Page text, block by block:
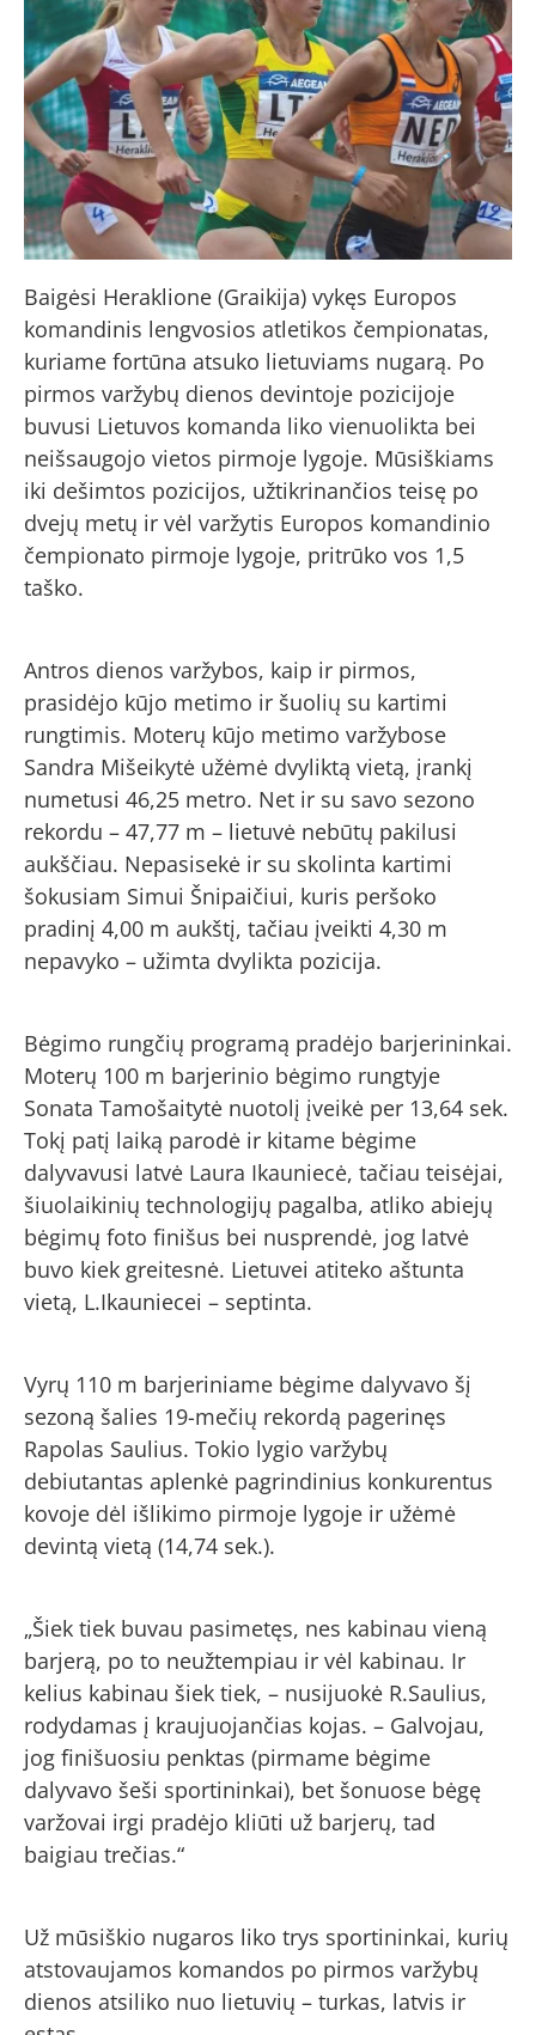
Baigėsi Heraklione (Graikija) vykęs Europos
komandinis lengvosios atletikos čempionatas,
kuriame fortūna atsuko lietuviams nugarą. Po
pirmos varžybų dienos devintoje pozicijoje
buvusi Lietuvos komanda liko vienuolikta bei
neišsaugojo vietos pirmoje lygoje. Mūsiškiams
iki dešimtos pozicijos, užtikrinančios teisę po
dvejų metų ir vėl varžytis Europos komandinio
čempionato pirmoje lygoje, pritrūko vos 1,5
taško.
Antros dienos varžybos, kaip ir pirmos,
prasidėjo kūjo metimo ir šuolių su kartimi
rungtimis. Moterų kūjo metimo varžybose
Sandra Mišeikytė užėmė dvyliktą vietą, įrankį
numetusi 46,25 metro. Net ir su savo sezono
rekordu – 47,77 m – lietuvė nebūtų pakilusi
aukščiau. Nepasisekė ir su skolinta kartimi
šokusiam Simui Šnipaičiui, kuris peršoko
pradinį 4,00 m aukštį, tačiau įveikti 4,30 m
nepavyko – užimta dvylikta pozicija.
Bėgimo rungčių programą pradėjo barjerininkai.
Moterų 100 m barjerinio bėgimo rungtyje
Sonata Tamošaitytė nuotolį įveikė per 13,64 sek.
Tokį patį laiką parodė ir kitame bėgime
dalyvavusi latvė Laura Ikauniecė, tačiau teisėjai,
šiuolaikinių technologijų pagalba, atliko abiejų
bėgimų foto finišus bei nusprendė, jog latvė
buvo kiek greitesnė. Lietuvei atiteko aštunta
vietą, L.Ikauniecei – septinta.
Vyrų 110 m barjeriniame bėgime dalyvavo šį
sezoną šalies 19-mečių rekordą pagerinęs
Rapolas Saulius. Tokio lygio varžybų
debiutantas aplenkė pagrindinius konkurentus
kovoje dėl išlikimo pirmoje lygoje ir užėmė
devintą vietą (14,74 sek.).
„Šiek tiek buvau pasimetęs, nes kabinau vieną
barjerą, po to neužtempiau ir vėl kabinau. Ir
kelius kabinau šiek tiek, – nusijuokė R.Saulius,
rodydamas į kraujuojančias kojas. – Galvojau,
jog finišuosiu penktas (pirmame bėgime
dalyvavo šeši sportininkai), bet šonuose bėgę
varžovai irgi pradėjo kliūti už barjerų, tad
baigiau trečias.“
Už mūsiškio nugaros liko trys sportininkai, kurių
atstovaujamos komandos po pirmos varžybų
dienos atsiliko nuo lietuvių – turkas, latvis ir